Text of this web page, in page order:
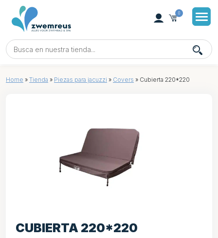
0
Home » Tienda » Piezas para jacuzzi » Covers » Cubierta 220*220
CUBIERTA 220*220